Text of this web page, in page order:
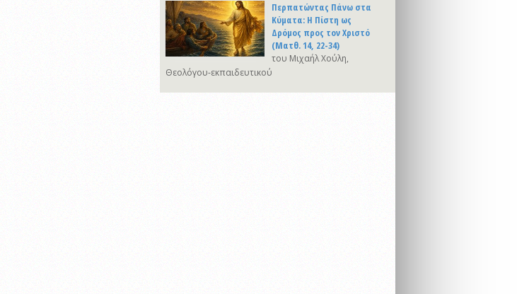
Περπατώντας Πάνω στα
Κύματα: Η Πίστη ως
Δρόμος προς τον Χριστό
(Ματθ. 14, 22-34)
του Μιχαήλ Χούλη,
Θεολόγου-εκπαιδευτικού